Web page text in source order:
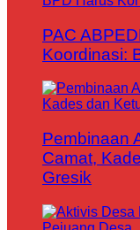
PAC
Koordinasi:
Pembinaan
Camat,
Gresik